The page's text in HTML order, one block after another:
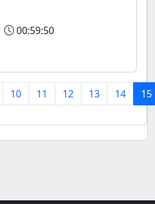
00:59:50
10 11 12 13 14 15